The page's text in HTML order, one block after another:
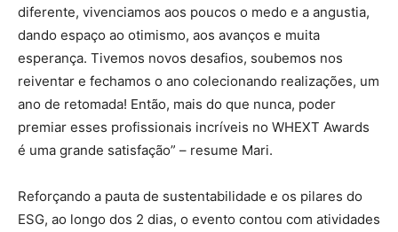
diferente, vivenciamos aos poucos o medo e a angustia,
dando espaço ao otimismo, aos avanços e muita
esperança. Tivemos novos desafios, soubemos nos
reiventar e fechamos o ano colecionando realizações, um
ano de retomada! Então, mais do que nunca, poder
premiar esses profissionais incríveis no WHEXT Awards
é uma grande satisfação” – resume Mari.
Reforçando a pauta de sustentabilidade e os pilares do
ESG, ao longo dos 2 dias, o evento contou com atividades